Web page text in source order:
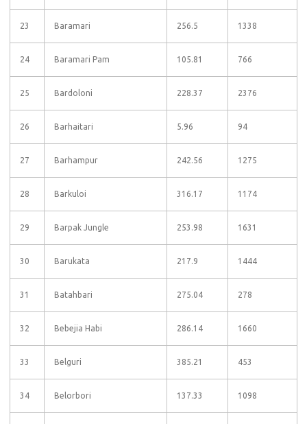
23 Baramari 256.5 1338
24 Baramari Pam 105.81 766
25 Bardoloni 228.37 2376
26 Barhaitari 5.96 94
27 Barhampur 242.56 1275
28 Barkuloi 316.17 1174
29 Barpak Jungle 253.98 1631
30 Barukata 217.9 1444
31 Batahbari 275.04 278
32 Bebejia Habi 286.14 1660
33 Belguri 385.21 453
34 Belorbori 137.33 1098